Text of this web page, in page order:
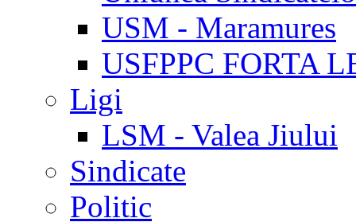
USM - Maramures
USFPPC FORTA
Ligi
LSM - Valea Jiului
Sindicate
Politic